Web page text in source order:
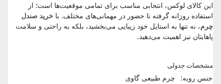
این کالای لوکس، انتخابی مناسب برای تمامی موقعیت‌ها است؛ از
استفاده روزانه گرفته تا حضور در مهمانی‌های مختلف. باخرید صندل
چرم، نه تنها به استایل خود زیبایی می‌بخشید، بلکه به راحتی و سلامت
پاهایتان نیز اهمیت می‌دهید.
مشخصات جدولی
جنس رویه:
چرم طبیعی گاوی